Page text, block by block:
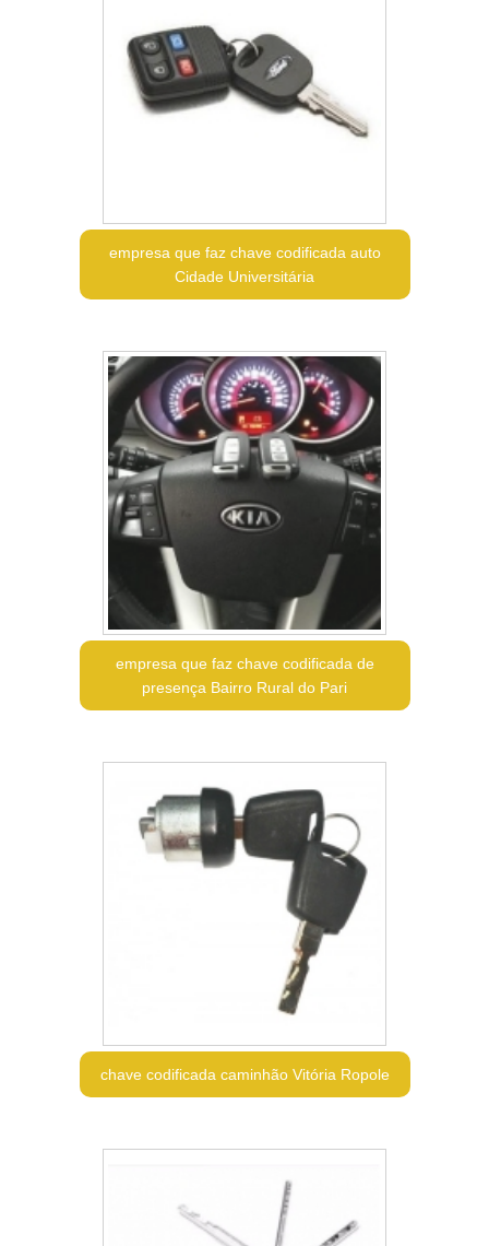
empresa que faz chave codificada auto
Cidade Universitária
empresa que faz chave codificada de
presença Bairro Rural do Pari
chave codificada caminhão Vitória Ropole